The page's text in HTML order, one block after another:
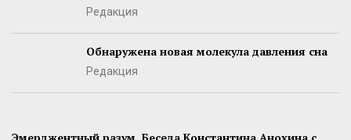
Редакция
Обнаружена новая молекула давления сна
Редакция